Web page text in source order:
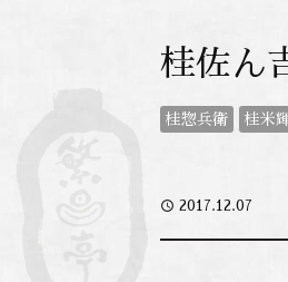
桂佐ん
桂惣兵衛 桂米
access_time 2017.12.07